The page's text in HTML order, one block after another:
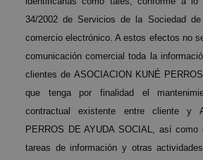
34/2002 de Servicios de la Sociedad
comercio electrónico. A estos efectos no
comunicación comercial toda la
clientes de ASOCIACION KUNÉ
que tenga por finalidad el
contractual existente entre cliente y
PERROS DE AYUDA SOCIAL, así como
tareas de información y otras